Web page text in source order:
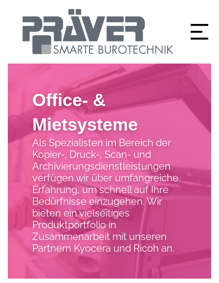
Office- &
Mietsysteme
Als Spezialisten im Bereich der
Kopier-, Druck-, Scan- und
Archivierungsdienstleistungen
verfügen wir über umfangreiche
Erfahrung, um schnell auf Ihre
Bedürfnisse einzugehen. Wir
bieten ein vielseitiges
Produktportfolio in
Zusammenarbeit mit unseren
Partnern Kyocera und Ricoh an.